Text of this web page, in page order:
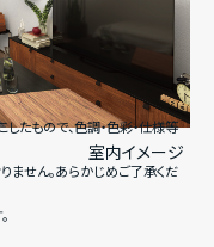
室内イメージ
たもので、色調・色彩・仕様等
せん。あらかじめご了承くだ